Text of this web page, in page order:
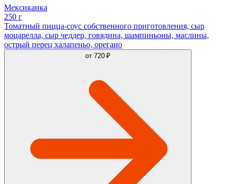
Мексиканка
250 г
Томатный пицца-соус собственного приготовления, сыр
моцарелла, сыр чеддер, говядина, шампиньоны, маслины,
острый перец халапеньо, орегано
от 720 ₽